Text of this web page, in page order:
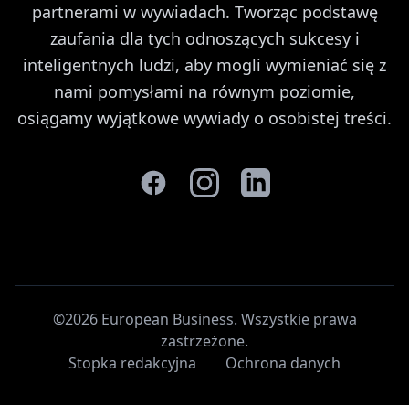
partnerami w wywiadach. Tworząc podstawę
zaufania dla tych odnoszących sukcesy i
inteligentnych ludzi, aby mogli wymieniać się z
nami pomysłami na równym poziomie,
osiągamy wyjątkowe wywiady o osobistej treści.
©2026 European Business. Wszystkie prawa
zastrzeżone.
Stopka redakcyjna
Ochrona danych